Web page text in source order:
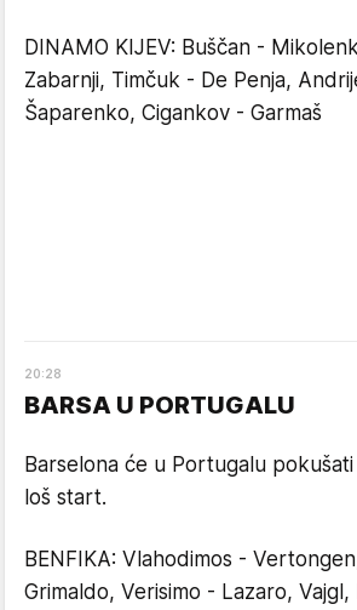
DINAMO KIJEV: Buščan -
Zabarnji, Timčuk - De Penja,
Šaparenko, Cigankov - Garmaš
20:28
BARSA U PORTUGALU
Barselona će u Portugalu
loš start.
BENFIKA: Vlahodimos -
Grimaldo, Verisimo - Lazaro,